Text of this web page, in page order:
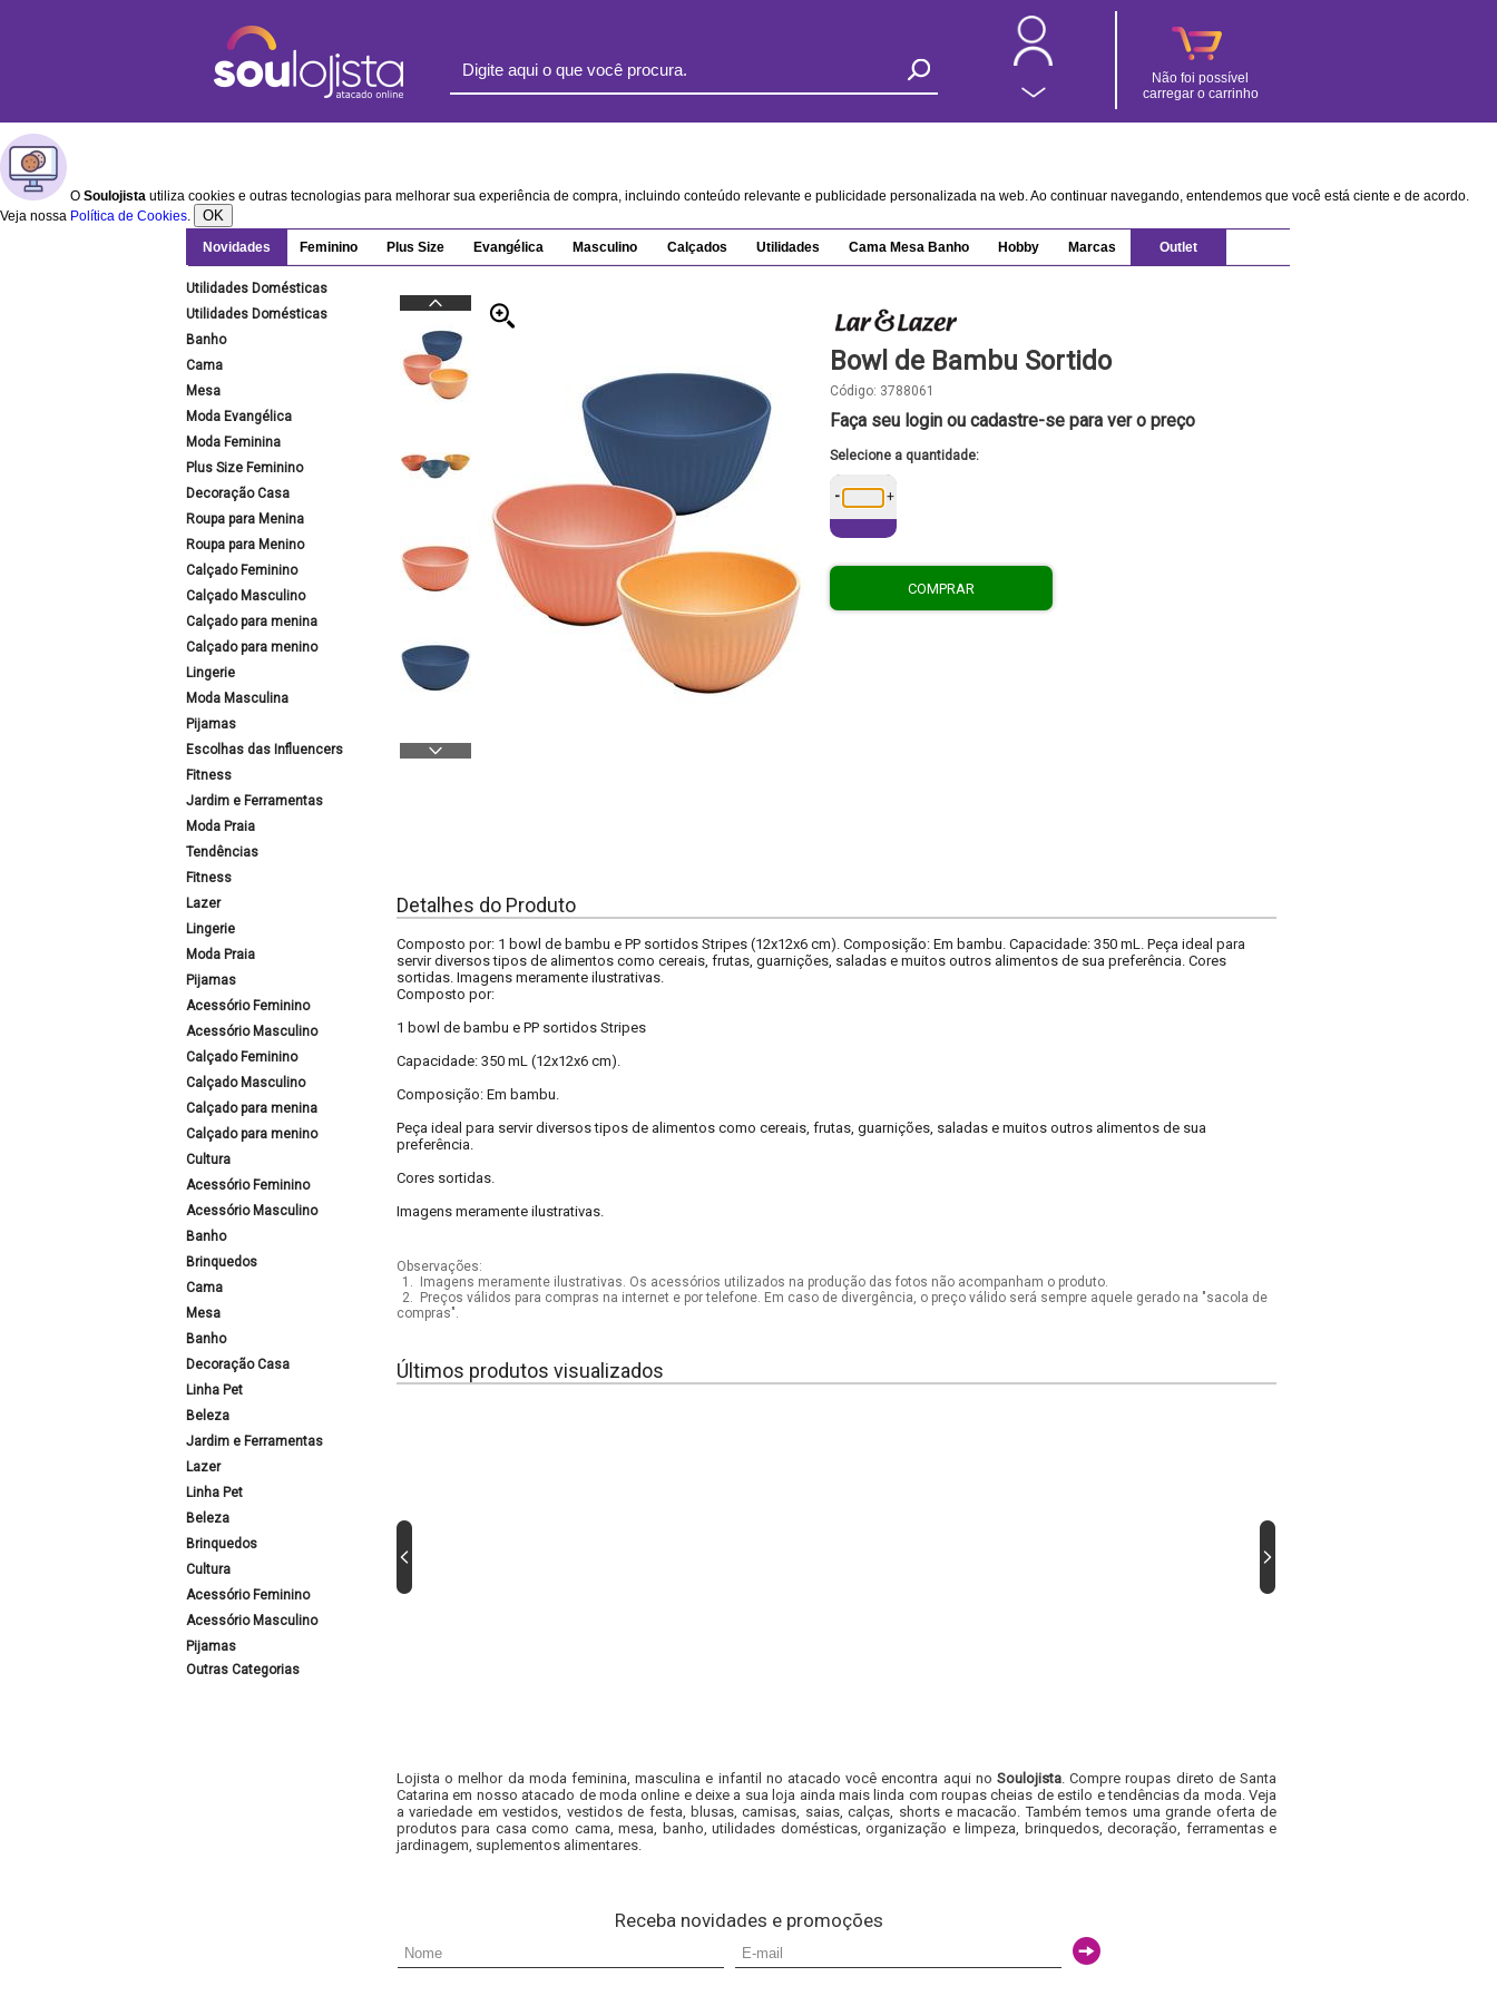
Não foi possível
carregar o carrinho
O Soulojista utiliza cookies e outras tecnologias para melhorar sua experiência de compra, incluindo conteúdo relevante e publicidade personalizada na web. Ao continuar navegando, entendemos que você está ciente e de acordo.
Veja nossa Política de Cookies. OK
Novidades Feminino Plus Size Evangélica Masculino Calçados Utilidades Cama Mesa Banho Hobby Marcas Outlet
Utilidades Domésticas
Utilidades Domésticas
Banho
Cama
Mesa
Moda Evangélica
Moda Feminina
Plus Size Feminino
Decoração Casa
Roupa para Menina
Roupa para Menino
Calçado Feminino
Calçado Masculino
Calçado para menina
Calçado para menino
Lingerie
Moda Masculina
Pijamas
Escolhas das Influencers
Fitness
Jardim e Ferramentas
Moda Praia
Tendências
Fitness
Lazer
Lingerie
Moda Praia
Pijamas
Acessório Feminino
Acessório Masculino
Calçado Feminino
Calçado Masculino
Calçado para menina
Calçado para menino
Cultura
Acessório Feminino
Acessório Masculino
Banho
Brinquedos
Cama
Mesa
Banho
Decoração Casa
Linha Pet
Beleza
Jardim e Ferramentas
Lazer
Linha Pet
Beleza
Brinquedos
Cultura
Acessório Feminino
Acessório Masculino
Pijamas
Outras Categorias
Bowl de Bambu Sortido
Código: 3788061
Faça seu login ou cadastre-se para ver o preço
Selecione a quantidade:
- +
COMPRAR
Detalhes do Produto
Composto por: 1 bowl de bambu e PP sortidos Stripes (12x12x6 cm). Composição: Em bambu. Capacidade: 350 mL. Peça ideal para
servir diversos tipos de alimentos como cereais, frutas, guarnições, saladas e muitos outros alimentos de sua preferência. Cores
sortidas. Imagens meramente ilustrativas.
Composto por:
1 bowl de bambu e PP sortidos Stripes
Capacidade: 350 mL (12x12x6 cm).
Composição: Em bambu.
Peça ideal para servir diversos tipos de alimentos como cereais, frutas, guarnições, saladas e muitos outros alimentos de sua
preferência.
Cores sortidas.
Imagens meramente ilustrativas.
Observações:
1.
Imagens meramente ilustrativas. Os acessórios utilizados na produção das fotos não acompanham o produto.
2.
Preços válidos para compras na internet e por telefone. Em caso de divergência, o preço válido será sempre aquele gerado na "sacola de
compras".
Últimos produtos visualizados
Lojista o melhor da moda feminina, masculina e infantil no atacado você encontra aqui no Soulojista. Compre roupas direto de Santa
Catarina em nosso atacado de moda online e deixe a sua loja ainda mais linda com roupas cheias de estilo e tendências da moda. Veja
a variedade em vestidos, vestidos de festa, blusas, camisas, saias, calças, shorts e macacão. Também temos uma grande oferta de
produtos para casa como cama, mesa, banho, utilidades domésticas, organização e limpeza, brinquedos, decoração, ferramentas e
jardinagem, suplementos alimentares.
Receba novidades e promoções